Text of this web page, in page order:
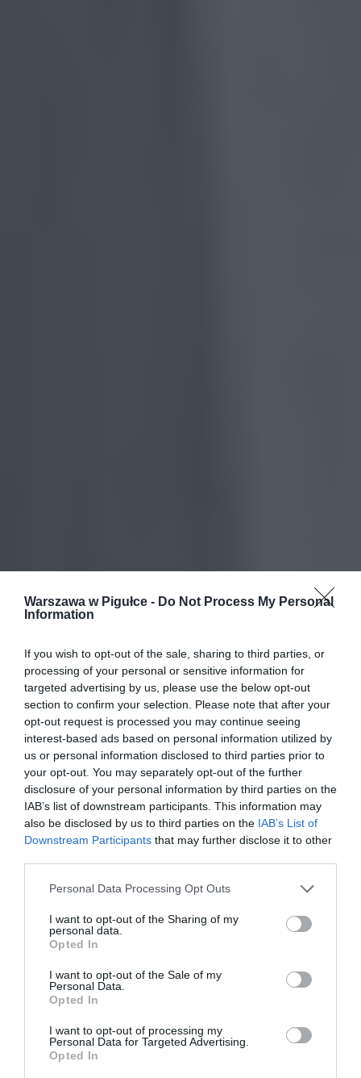
Warszawa w Pigułce - Do Not Process My Personal
Information
If you wish to opt-out of the sale, sharing to third parties, or
processing of your personal or sensitive information for
targeted advertising by us, please use the below opt-out
section to confirm your selection. Please note that after your
opt-out request is processed you may continue seeing
interest-based ads based on personal information utilized by
us or personal information disclosed to third parties prior to
your opt-out. You may separately opt-out of the further
disclosure of your personal information by third parties on the
IAB’s list of downstream participants. This information may
also be disclosed by us to third parties on the IAB’s List of
Downstream Participants that may further disclose it to other
Personal Data Processing Opt Outs
I want to opt-out of the Sharing of my
personal data.
Opted In
I want to opt-out of the Sale of my
Personal Data.
Opted In
I want to opt-out of processing my
Personal Data for Targeted Advertising.
Opted In